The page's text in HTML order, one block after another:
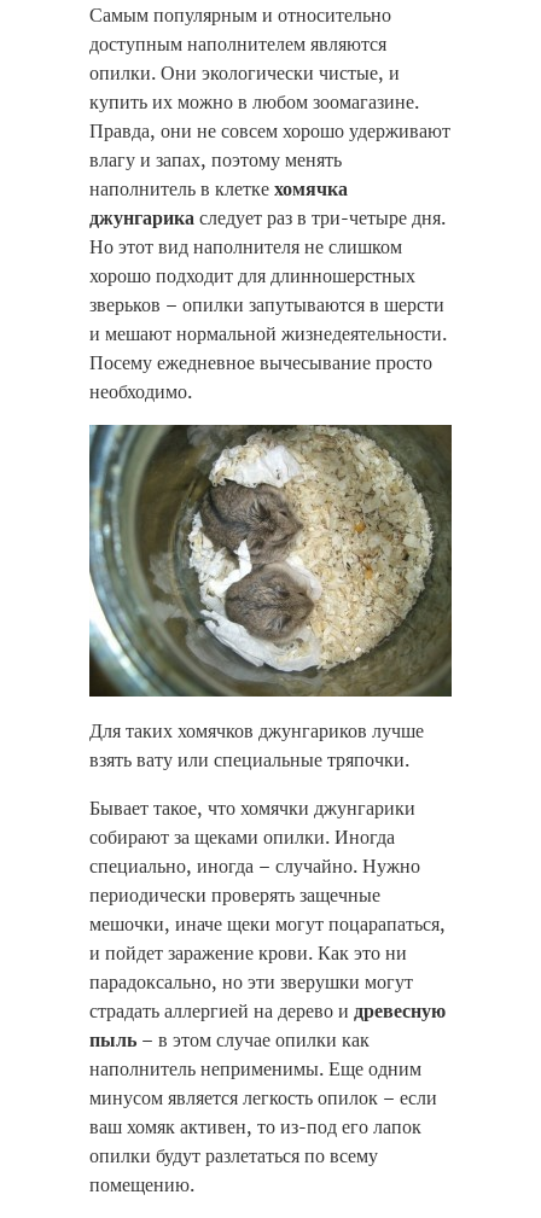
Самым популярным и относительно
доступным наполнителем являются
опилки. Они экологически чистые, и
купить их можно в любом зоомагазине.
Правда, они не совсем хорошо удерживают
влагу и запах, поэтому менять
наполнитель в клеткехомячка
джунгарикаследует раз в три-четыре дня.
Но этот вид наполнителя не слишком
хорошо подходит для длинношерстных
зверьков – опилки запутываются в шерсти
и мешают нормальной жизнедеятельности.
Посему ежедневное вычесывание просто
необходимо.
Для таких хомячков джунгариков лучше
взять вату или специальные тряпочки.
Бывает такое, что хомячки джунгарики
собирают за щеками опилки. Иногда
специально, иногда – случайно. Нужно
периодически проверять защечные
мешочки, иначе щеки могут поцарапаться,
и пойдет заражение крови. Как это ни
парадоксально, но эти зверушки могут
страдать аллергией на дерево и древесную
пыль – в этом случае опилки как
наполнитель неприменимы. Еще одним
минусом является легкость опилок – если
ваш хомяк активен, то из-под его лапок
опилки будут разлетаться по всему
помещению.